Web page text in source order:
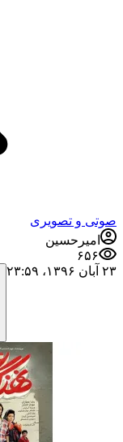
صوتی و تصویری
امیرحسین
۶۵۶
۲۳ آبان ۱۳۹۶،‏ ۲۳:۵۹